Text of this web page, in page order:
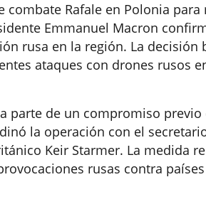
combate Rafale en Polonia
Emmanuel Macron
rusa en la región. La decisión
ataques con drones rusos
parte de un compromiso
la operación con el
Keir Starmer. La medida
rusas contra